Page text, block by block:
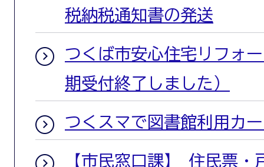
税納税通知書の発送
つくば市安心住宅リフォ
期受付終了しました）
つくスマで図書館利用カ
【市民窓口課】 住民票・